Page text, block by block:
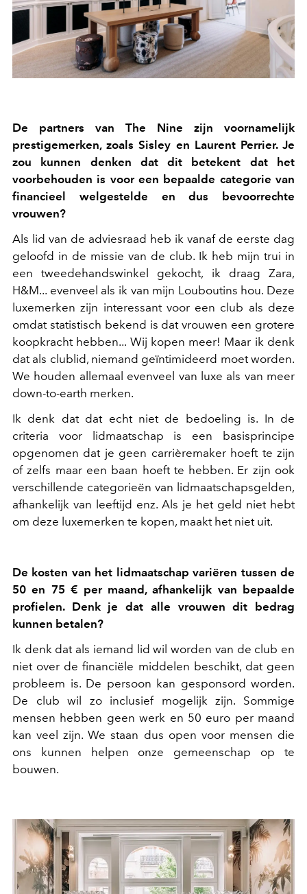
De partners van The Nine zijn voornamelijk
prestigemerken, zoals Sisley en Laurent Perrier. Je
zou kunnen denken dat dit betekent dat het
voorbehouden is voor een bepaalde categorie van
financieel welgestelde en dus bevoorrechte
vrouwen?
Als lid van de adviesraad heb ik vanaf de eerste dag
geloofd in de missie van de club. Ik heb mijn trui in
een tweedehandswinkel gekocht, ik draag Zara,
H&M... evenveel als ik van mijn Louboutins hou. Deze
luxemerken zijn interessant voor een club als deze
omdat statistisch bekend is dat vrouwen een grotere
koopkracht hebben... Wij kopen meer! Maar ik denk
dat als clublid, niemand geïntimideerd moet worden.
We houden allemaal evenveel van luxe als van meer
down-to-earth merken.
Ik denk dat dat echt niet de bedoeling is. In de
criteria voor lidmaatschap is een basisprincipe
opgenomen dat je geen carrièremaker hoeft te zijn
of zelfs maar een baan hoeft te hebben. Er zijn ook
verschillende categorieën van lidmaatschapsgelden,
afhankelijk van leeftijd enz. Als je het geld niet hebt
om deze luxemerken te kopen, maakt het niet uit.
De kosten van het lidmaatschap variëren tussen de
50 en 75 € per maand, afhankelijk van bepaalde
profielen. Denk je dat alle vrouwen dit bedrag
kunnen betalen?
Ik denk dat als iemand lid wil worden van de club en
niet over de financiële middelen beschikt, dat geen
probleem is. De persoon kan gesponsord worden.
De club wil zo inclusief mogelijk zijn. Sommige
mensen hebben geen werk en 50 euro per maand
kan veel zijn. We staan dus open voor mensen die
ons kunnen helpen onze gemeenschap op te
bouwen.